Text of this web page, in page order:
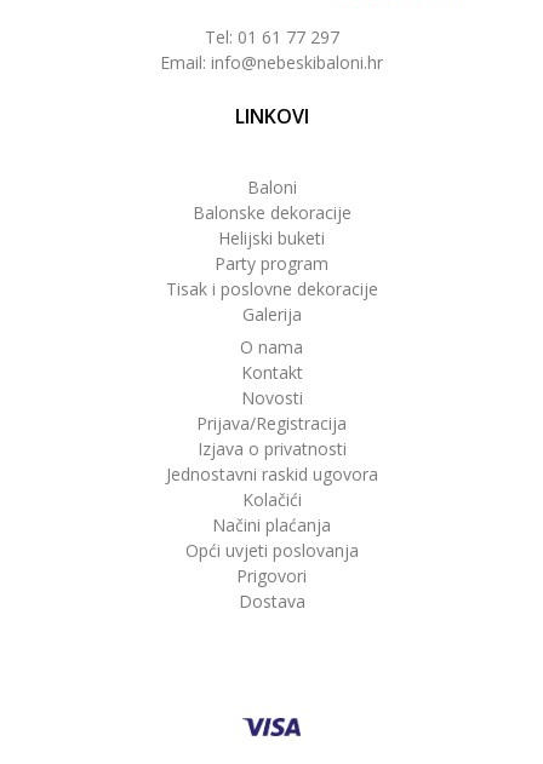
Tel: 01 61 77 297
Email: info@nebeskibaloni.hr
LINKOVI
Baloni
Balonske dekoracije
Helijski buketi
Party program
Tisak i poslovne dekoracije
Galerija
O nama
Kontakt
Novosti
Prijava/Registracija
Izjava o privatnosti
Jednostavni raskid ugovora
Kolačići
Načini plaćanja
Opći uvjeti poslovanja
Prigovori
Dostava